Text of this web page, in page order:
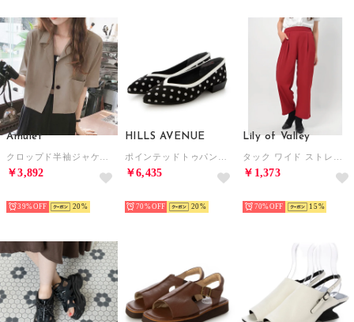
Amulet
クロップド半袖ジャケット レディース 10代 20代 30代 韓国ファッション 春 夏 カジュアル 可愛い シンプル おしゃれ 大人 無地 羽織り （ベージュ）
￥3,892
39% 20
HILLS AVENUE
ポインテッドトゥパンプス （ブラックドット）
￥6,435
70% 20
Lily of Valley
タック ワイド ストレート パンツ 上品 カジュアル きれいめ ボトムス ロング ゆったり （RD）
￥1,373
70% 15